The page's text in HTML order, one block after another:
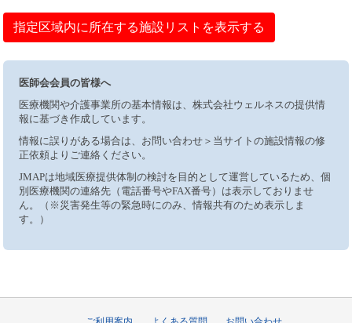
指定区域内に所在する施設リストを表示する
医師会会員の皆様へ
医療機関や介護事業所の基本情報は、株式会社ウェルネスの提供情
報に基づき作成しています。
情報に誤りがある場合は、お問い合わせ＞当サイトの施設情報の修
正依頼よりご連絡ください。
JMAPは地域医療提供体制の検討を目的として運営しているため、個
別医療機関の連絡先（電話番号やFAX番号）は表示しておりませ
ん。（※災害発生等の緊急時にのみ、情報共有のため表示しま
す。）